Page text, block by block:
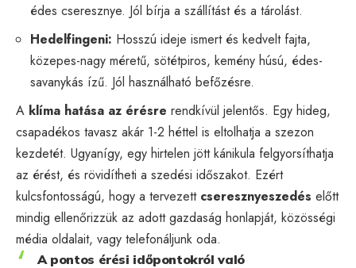
édes cseresznye. Jól bírja a szállítást és a tárolást.
Hedelfingeni: Hosszú ideje ismert és kedvelt fajta,
közepes-nagy méretű, sötétpiros, kemény húsú, édes-
savanykás ízű. Jól használható befőzésre.
A klíma hatása az érésre rendkívül jelentős. Egy hideg,
csapadékos tavasz akár 1-2 héttel is eltolhatja a szezon
kezdetét. Ugyanígy, egy hirtelen jött kánikula felgyorsíthatja
az érést, és rövidítheti a szedési időszakot. Ezért
kulcsfontosságú, hogy a tervezett cseresznyeszedés előtt
mindig ellenőrizzük az adott gazdaság honlapját, közösségi
média oldalait, vagy telefonáljunk oda.
A pontos érési időpontokról való